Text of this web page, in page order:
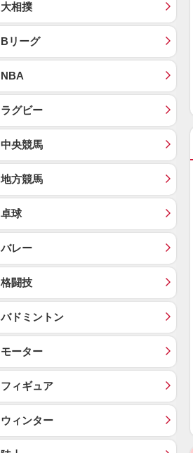
大相撲
Bリーグ
NBA
ラグビー
中央競馬
地方競馬
卓球
バレー
格闘技
バドミントン
モーター
フィギュア
ウィンター